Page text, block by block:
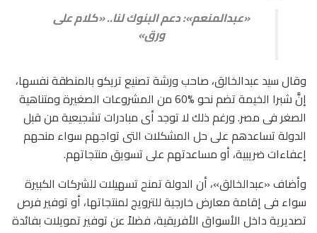
«عبدالمنعم»: دعم البنوك لنا.. «كلام على
ورق»
وقال سيد عبدالخالق، صاحب ورشة تصنيع تريكو بالمنطقة نفسها،
إنَّ شبرا الخيمة تضم نحو %60 من المشروعات الصغيرة ومتناهية
الصغر فى مصر. ورغم ذلك لا توجد أى مبادرات تشجيعية من قبل
الدولة تساعدهم على حل المشكلات التى تواجهم سواء منحهم
إعفاءات ضريبية، أو مساعدتهم على تسويق منتجاتهم.
وأضاف «عبدالخالق»، أن الدولة تمنح تسهيلات للشركات الكبيرة
سواء فى إقامة معارض خارجية للترويج لمنتجاتها، أو توفير فرص
تصديرية داخل الأسواق الأفريقية، فضلاً عن توفير تمويلات بفائدة